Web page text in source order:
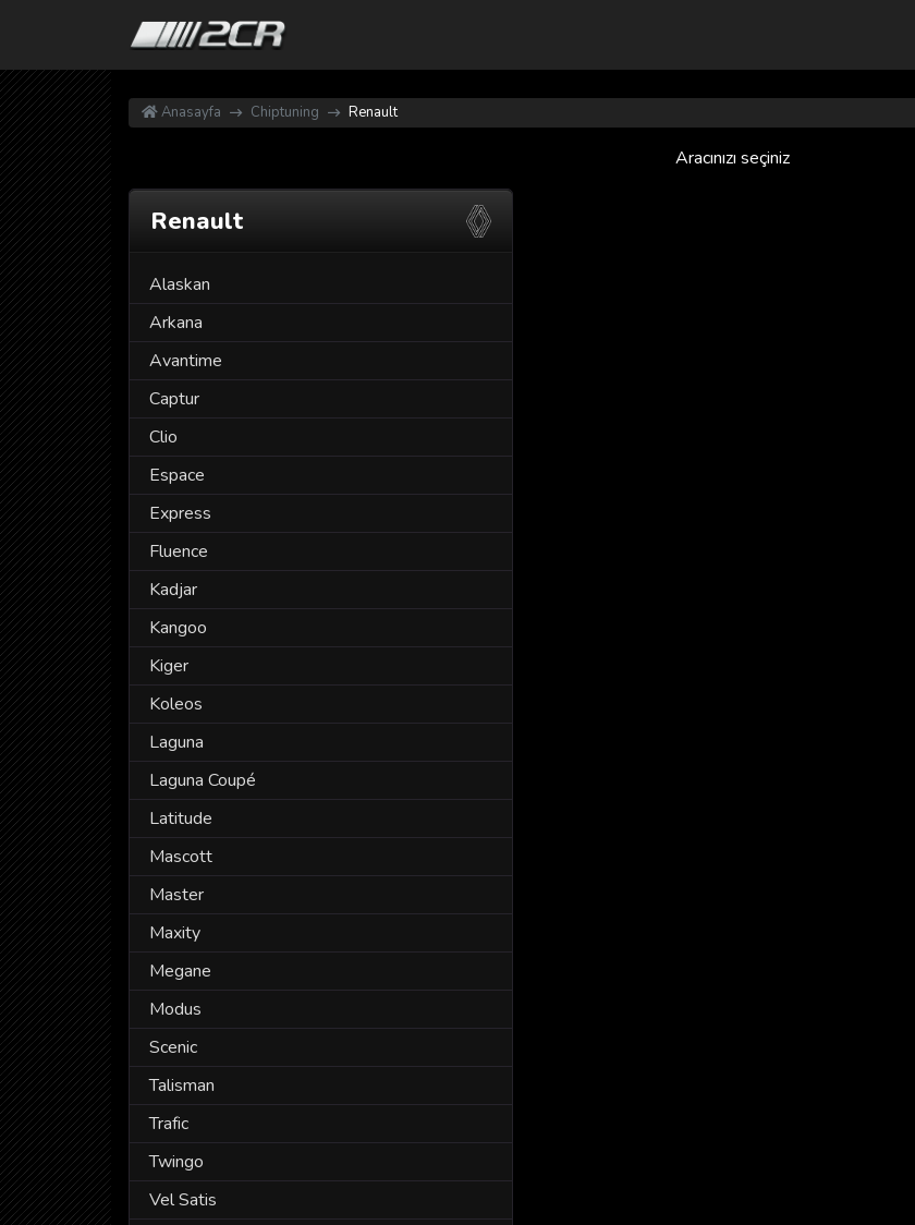
Anasayfa Chiptuning Renault
Aracınızı seçiniz
Renault
Alaskan
Arkana
Avantime
Captur
Clio
Espace
Express
Fluence
Kadjar
Kangoo
Kiger
Koleos
Laguna
Laguna Coupé
Latitude
Mascott
Master
Maxity
Megane
Modus
Scenic
Talisman
Trafic
Twingo
Vel Satis